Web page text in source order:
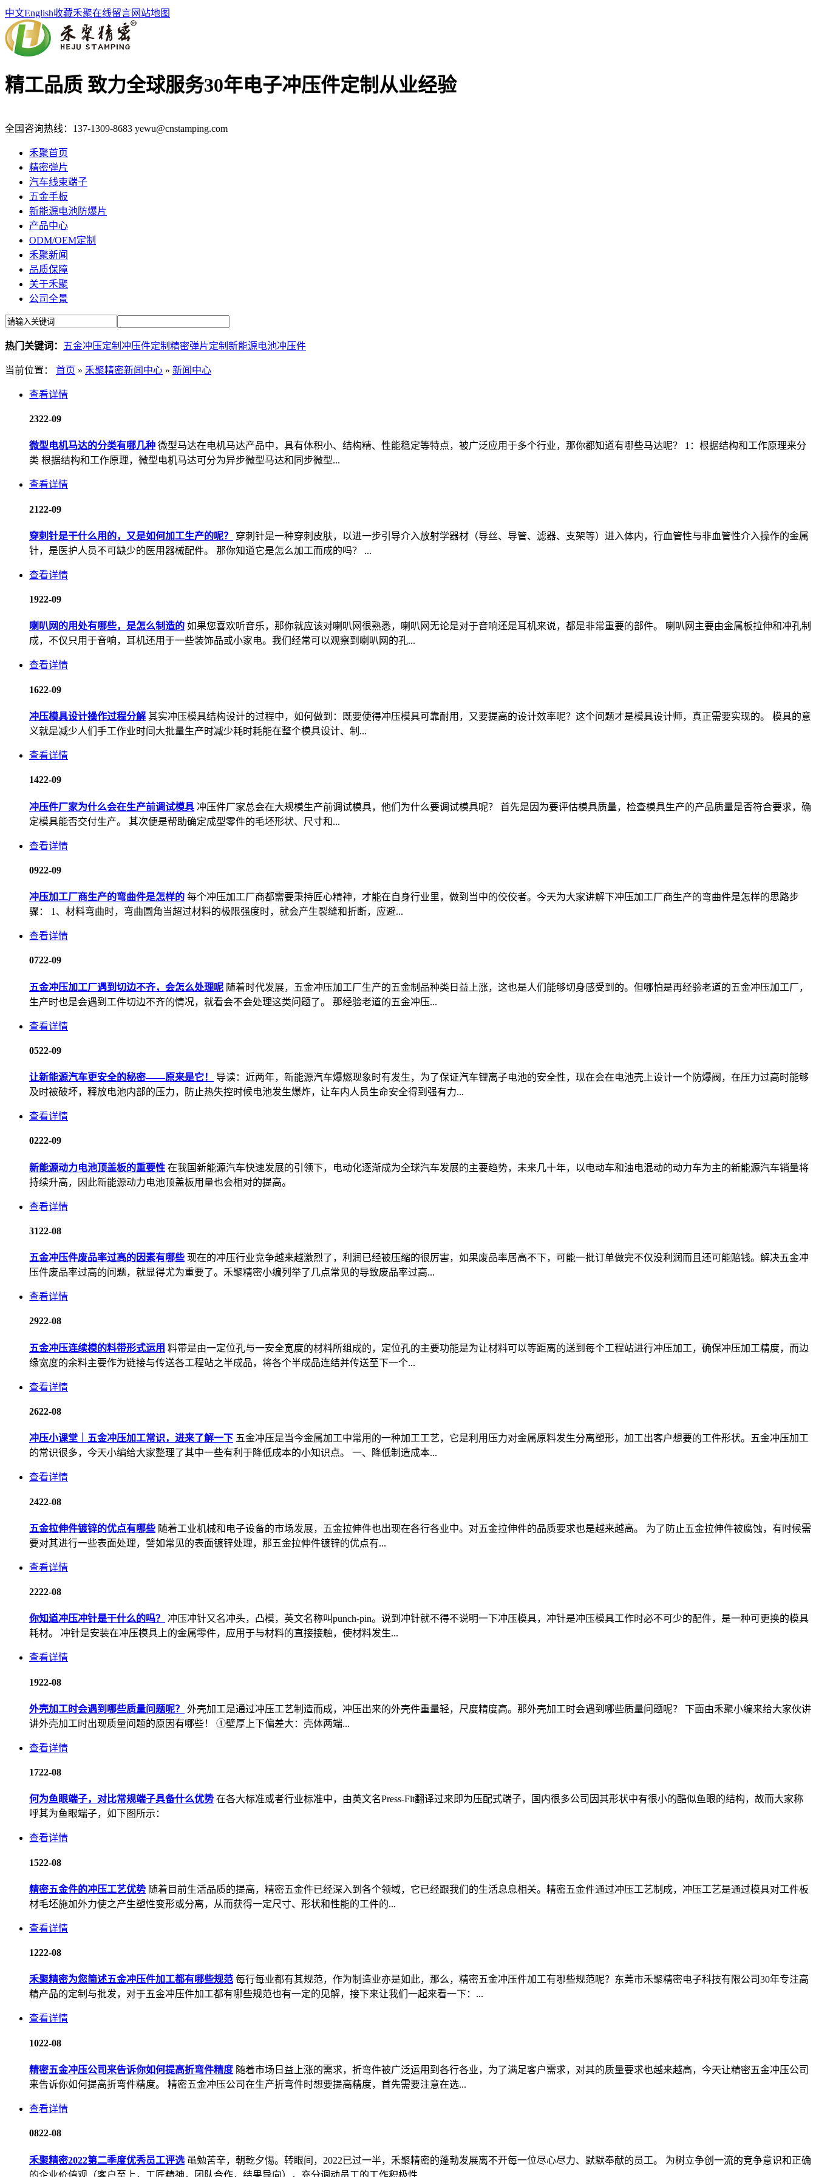
中文English收藏禾聚在线留言网站地图
精工品质 致力全球服务30年电子冲压件定制从业经验
全国咨询热线： 137-1309-8683 yewu@cnstamping.com
禾聚首页
精密弹片
汽车线束端子
五金手板
新能源电池防爆片
产品中心
ODM/OEM定制
禾聚新闻
品质保障
关于禾聚
公司全景
热门关键词： 五金冲压定制 冲压件定制 精密弹片定制 新能源电池冲压件
当前位置： 首页 » 禾聚精密新闻中心 » 新闻中心
查看详情
2322-09
微型电机马达的分类有哪几种 微型马达在电机马达产品中，具有体积小、结构精、性能稳定等特点，被广泛应用于多个行业，那你都知道有哪些马达呢？ 1：根据结构和工作原理来分
类 根据结构和工作原理，微型电机马达可分为异步微型马达和同步微型...
查看详情
2122-09
穿刺针是干什么用的，又是如何加工生产的呢？
穿刺针是一种穿刺皮肤，以进一步引导介入放射学器材（导丝、导管、滤器、支架等）进入体内，行血管性与非血管性介入操作的金属
针，是医护人员不可缺少的医用器械配件。 那你知道它是怎么加工而成的吗？ ...
查看详情
1922-09
喇叭网的用处有哪些，是怎么制造的 如果您喜欢听音乐，那你就应该对喇叭网很熟悉，喇叭网无论是对于音响还是耳机来说，都是非常重要的部件。 喇叭网主要由金属板拉伸和冲孔制
成，不仅只用于音响，耳机还用于一些装饰品或小家电。我们经常可以观察到喇叭网的孔...
查看详情
1622-09
冲压模具设计操作过程分解 其实冲压模具结构设计的过程中，如何做到：既要使得冲压模具可靠耐用，又要提高的设计效率呢？这个问题才是模具设计师，真正需要实现的。 模具的意
义就是减少人们手工作业时间大批量生产时减少耗时耗能在整个模具设计、制...
查看详情
1422-09
冲压件厂家为什么会在生产前调试模具 冲压件厂家总会在大规模生产前调试模具，他们为什么要调试模具呢？ 首先是因为要评估模具质量，检查模具生产的产品质量是否符合要求，确
定模具能否交付生产。 其次便是帮助确定成型零件的毛坯形状、尺寸和...
查看详情
0922-09
冲压加工厂商生产的弯曲件是怎样的 每个冲压加工厂商都需要秉持匠心精神，才能在自身行业里，做到当中的佼佼者。今天为大家讲解下冲压加工厂商生产的弯曲件是怎样的思路步
骤： 1、材料弯曲时，弯曲圆角当超过材料的极限强度时，就会产生裂缝和折断，应避...
查看详情
0722-09
五金冲压加工厂遇到切边不齐，会怎么处理呢 随着时代发展，五金冲压加工厂生产的五金制品种类日益上涨，这也是人们能够切身感受到的。但哪怕是再经验老道的五金冲压加工厂，
生产时也是会遇到工件切边不齐的情况，就看会不会处理这类问题了。 那经验老道的五金冲压...
查看详情
0522-09
让新能源汽车更安全的秘密——原来是它！
导读：近两年，新能源汽车爆燃现象时有发生，为了保证汽车锂离子电池的安全性，现在会在电池壳上设计一个防爆阀，在压力过高时能够
及时被破坏，释放电池内部的压力，防止热失控时候电池发生爆炸，让车内人员生命安全得到强有力...
查看详情
0222-09
新能源动力电池顶盖板的重要性 在我国新能源汽车快速发展的引领下，电动化逐渐成为全球汽车发展的主要趋势，未来几十年，以电动车和油电混动的动力车为主的新能源汽车销量将
持续升高，因此新能源动力电池顶盖板用量也会相对的提高。
查看详情
3122-08
五金冲压件废品率过高的因素有哪些 现在的冲压行业竞争越来越激烈了，利润已经被压缩的很厉害，如果废品率居高不下，可能一批订单做完不仅没利润而且还可能赔钱。解决五金冲
压件废品率过高的问题，就显得尤为重要了。禾聚精密小编列举了几点常见的导致废品率过高...
查看详情
2922-08
五金冲压连续模的料带形式运用 料带是由一定位孔与一安全宽度的材料所组成的，定位孔的主要功能是为让材料可以等距离的送到每个工程站进行冲压加工，确保冲压加工精度，而边
缘宽度的余料主要作为链接与传送各工程站之半成品，将各个半成品连结并传送至下一个...
查看详情
2622-08
冲压小课堂｜五金冲压加工常识，进来了解一下 五金冲压是当今金属加工中常用的一种加工工艺，它是利用压力对金属原料发生分离塑形，加工出客户想要的工件形状。五金冲压加工
的常识很多，今天小编给大家整理了其中一些有利于降低成本的小知识点。 一、降低制造成本...
查看详情
2422-08
五金拉伸件镀锌的优点有哪些 随着工业机械和电子设备的市场发展，五金拉伸件也出现在各行各业中。对五金拉伸件的品质要求也是越来越高。 为了防止五金拉伸件被腐蚀，有时候需
要对其进行一些表面处理，譬如常见的表面镀锌处理，那五金拉伸件镀锌的优点有...
查看详情
2222-08
你知道冲压冲针是干什么的吗？
冲压冲针又名冲头，凸模，英文名称叫punch-pin。说到冲针就不得不说明一下冲压模具，冲针是冲压模具工作时必不可少的配件，是一种可更换的模具
耗材。 冲针是安装在冲压模具上的金属零件，应用于与材料的直接接触，使材料发生...
查看详情
1922-08
外壳加工时会遇到哪些质量问题呢？
外壳加工是通过冲压工艺制造而成，冲压出来的外壳件重量轻，尺度精度高。那外壳加工时会遇到哪些质量问题呢？ 下面由禾聚小编来给大家伙讲
讲外壳加工时出现质量问题的原因有哪些！ ①壁厚上下偏差大：壳体两端...
查看详情
1722-08
何为鱼眼端子，对比常规端子具备什么优势 在各大标准或者行业标准中，由英文名Press-Fit翻译过来即为压配式端子，国内很多公司因其形状中有很小的酷似鱼眼的结构，故而大家称
呼其为鱼眼端子，如下图所示：
查看详情
1522-08
精密五金件的冲压工艺优势 随着目前生活品质的提高，精密五金件已经深入到各个领域，它已经跟我们的生活息息相关。精密五金件通过冲压工艺制成，冲压工艺是通过模具对工件板
材毛坯施加外力使之产生塑性变形或分离，从而获得一定尺寸、形状和性能的工件的...
查看详情
1222-08
禾聚精密为您简述五金冲压件加工都有哪些规范 每行每业都有其规范，作为制造业亦是如此，那么，精密五金冲压件加工有哪些规范呢？东莞市禾聚精密电子科技有限公司30年专注高
精产品的定制与批发，对于五金冲压件加工都有哪些规范也有一定的见解，接下来让我们一起来看一下：...
查看详情
1022-08
精密五金冲压公司来告诉你如何提高折弯件精度 随着市场日益上涨的需求，折弯件被广泛运用到各行各业，为了满足客户需求，对其的质量要求也越来越高，今天让精密五金冲压公司
来告诉你如何提高折弯件精度。 精密五金冲压公司在生产折弯件时想要提高精度，首先需要注意在选...
查看详情
0822-08
禾聚精密2022第二季度优秀员工评选 黾勉苦辛，朝乾夕惕。转眼间，2022已过一半，禾聚精密的蓬勃发展离不开每一位尽心尽力、默默奉献的员工。 为树立争创一流的竞争意识和正确
的企业价值观（客户至上，工匠精神，团队合作，结果导向），充分调动员工的工作积极性...